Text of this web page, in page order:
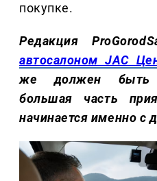
покупке.
Редакция
автосалоном JAC
же должен быть
большая часть
начинается именно с